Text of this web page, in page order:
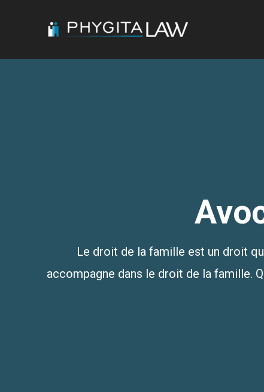
Le droit de la famille est un droit
accompagne dans le droit de la famille.